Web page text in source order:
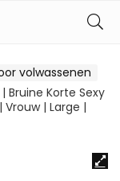
volwassenen
Bruine Korte Sexy
| Large |